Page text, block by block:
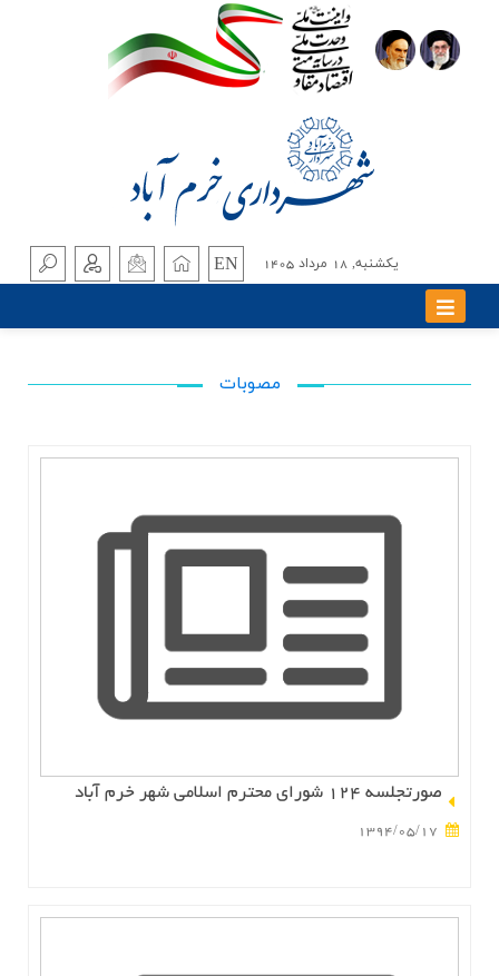
يکشنبه, 18 مرداد 1405 EN
مصوبات
صورتجلسه 124 شوراي محترم اسلامي شهر خرم آباد
1394/05/17